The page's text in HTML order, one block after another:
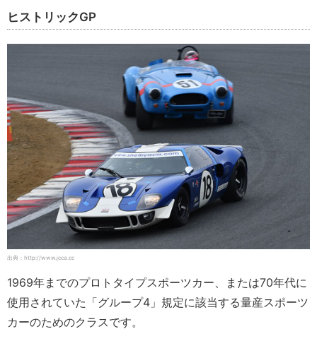
ヒストリックGP
出典：http://www.jcca.cc
1969年までのプロトタイプスポーツカー、または70年代に
使用されていた「グループ4」規定に該当する量産スポーツ
カーのためのクラスです。